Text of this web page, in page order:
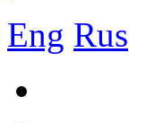
Eng Rus